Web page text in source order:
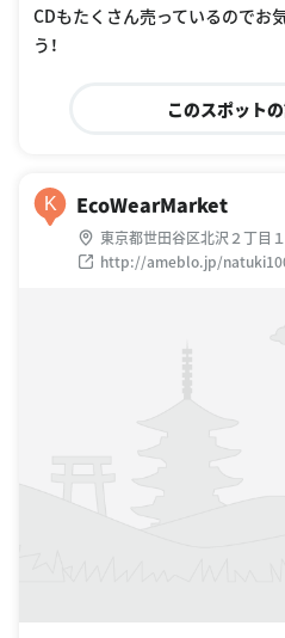
CDもたくさん売っているのでお
う！
このスポット
K EcoWearMarket
東京都世田谷区北沢２丁目
http://ameblo.jp/